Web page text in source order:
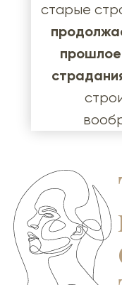
старые
прошлое